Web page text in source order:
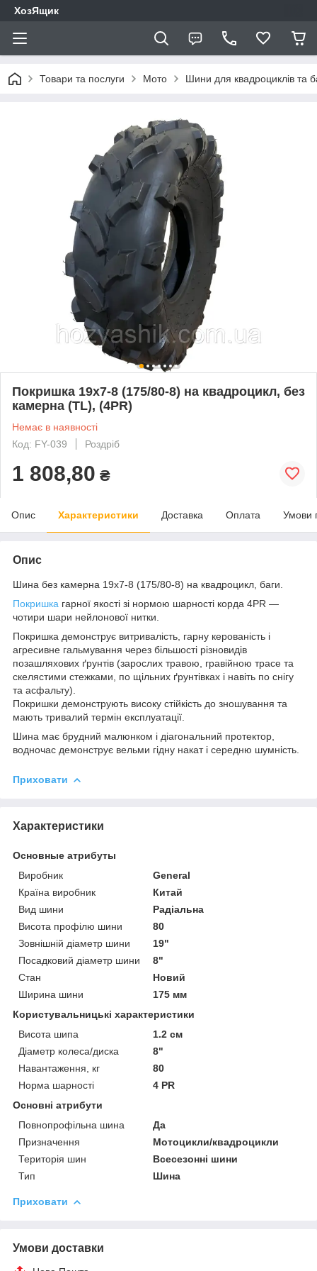
ХозЯщик
Товари та послуги Мото Шини для квадроциклів та
Покришка 19х7-8 (175/80-8) на квадроцикл, без
камерна (TL), (4PR)
Немає в наявності
Код: FY-039
Роздріб
1 808,80 ₴
Опис Характеристики Доставка Оплата Умови
Опис
Шина без камерна 19х7-8 (175/80-8) на квадроцикл, баги.
Покришка гарної якості зі нормою шарності корда 4PR —
чотири шари нейлонової нитки.
Покришка демонструє витривалість, гарну керованість і
агресивне гальмування через більшості різновидів
позашляхових ґрунтів (зарослих травою, гравійною трасе та
скелястими стежками, по щільних ґрунтівках і навіть по снігу
та асфальту).
Покришки демонструють високу стійкість до зношування та
мають тривалий термін експлуатації.
Шина має брудний малюнком і діагональний протектор,
водночас демонструє вельми гідну накат і середню шумність.
Приховати
Характеристики
Основные атрибуты
Виробник
General
Країна виробник
Китай
Вид шини
Радіальна
Висота профілю шини
80
Зовнішній діаметр шини
19"
Посадковий діаметр шини
8"
Стан
Новий
Ширина шини
175 мм
Користувальницькі характеристики
Висота шипа
1.2 см
Діаметр колеса/диска
8"
Навантаження, кг
80
Норма шарності
4 PR
Основні атрибути
Повнопрофільна шина
Да
Призначення
Мотоцикли/квадроцикли
Територія шин
Всесезонні шини
Тип
Шина
Приховати
Умови доставки